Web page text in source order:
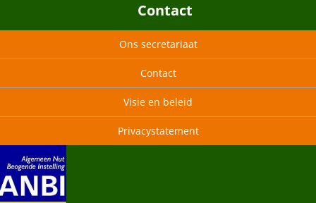
Contact
Ons secretariaat
Contact
Visie en beleid
Privacystatement